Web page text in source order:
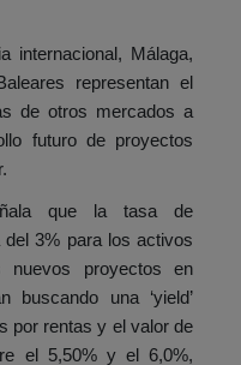
internacional, Málaga,
representan el
de otros mercados a
futuro de proyectos
que la tasa de
3% para los activos
nuevos proyectos en
buscando una ‘yield’
por rentas y el valor de
el 5,50% y el 6,0%,